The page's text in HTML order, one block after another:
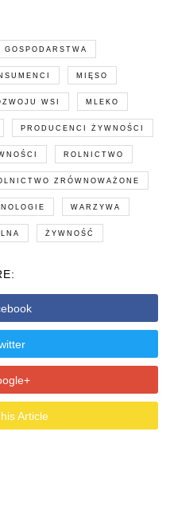
GOSPODARSTWA
MIĘSO
WSI MLEKO
PRODUCENCI ŻYWNOŚCI
ROLNICTWO
ZRÓWNOWAŻONE
WARZYWA
ŻYWNOŚĆ
Article